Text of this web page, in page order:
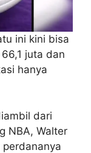
ini kini bisa
juta dan
hanya
dari
NBA, Walter
perdananya